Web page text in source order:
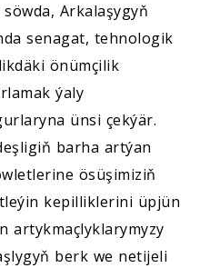
Arkalaşygyň
senagat, tehnologik
önümçilik
ýaly
ünsi çekýär.
barha artýan
ösüşimiziň
kepilliklerini üpjün
artykmaçlyklarymyzy
berk we netijeli